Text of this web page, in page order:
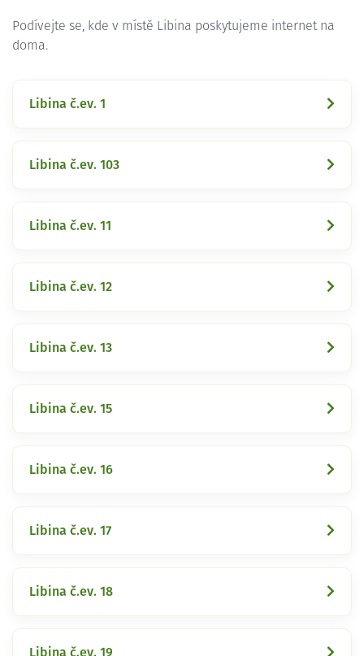
Podívejte se, kde v místě Libina poskytujeme internet na
doma.
Libina č.ev. 1
Libina č.ev. 103
Libina č.ev. 11
Libina č.ev. 12
Libina č.ev. 13
Libina č.ev. 15
Libina č.ev. 16
Libina č.ev. 17
Libina č.ev. 18
Libina č.ev. 19